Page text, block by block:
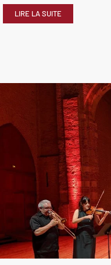
LIRE LA SUITE